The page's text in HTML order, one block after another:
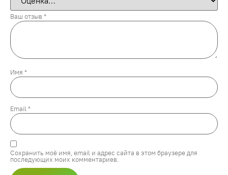
Ваш отзыв *
Имя *
Email *
Сохранить моё имя, email и адрес сайта в этом браузере для
последующих моих комментариев.